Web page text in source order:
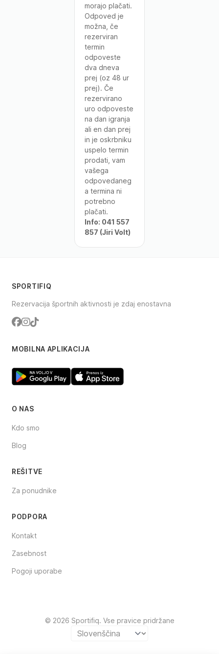
morajo plačati.
Odpoved je
možna, če
rezerviran
termin
odpoveste
dva dneva
prej (oz 48 ur
prej). Če
rezervirano
uro odpoveste
na dan igranja
ali en dan prej
in je oskrbniku
uspelo termin
prodati, vam
vašega
odpovedaneg
a termina ni
potrebno
plačati.
Info: 041 557
857 (Jiri Volt)
SPORTIFIQ
Rezervacija športnih aktivnosti je zdaj enostavna
Facebook
Instagram
TikTok
MOBILNA APLIKACIJA
O NAS
Kdo smo
Blog
REŠITVE
Za ponudnike
PODPORA
Kontakt
Zasebnost
Pogoji uporabe
© 2026 Sportifiq. Vse pravice pridržane